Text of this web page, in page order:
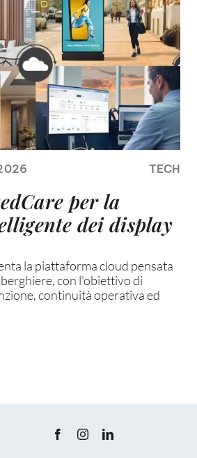
TECH
per la
dei display
la piattaforma cloud pensata
con l'obiettivo di
continuità operativa ed